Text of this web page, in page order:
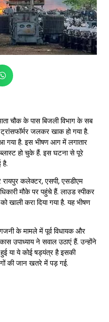
चौक के पास बिजली विभाग के सब
जलकर खाक हो गया है.
गया है. इस भीषण आग में लगातार
हो चुके हैं. इस घटना से पूरे
है.
कलेक्टर, एसपी, एसडीएम
मौके पर पहुंचे हैं. लाउड स्पीकर
खाली करा दिया गया है. यह भीषण
के मामले में पूर्व विधायक और
उपाध्याय ने सवाल उठाएं हैं. उन्होंने
या ये कोई षड्यंत्र है इसकी
की जान खतरे में पड़ गई.